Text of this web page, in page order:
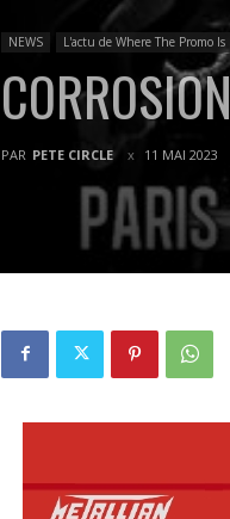
NEWS L'actu de Where The Promo Is
PAR PETE CIRCLE 11 MAI 2023